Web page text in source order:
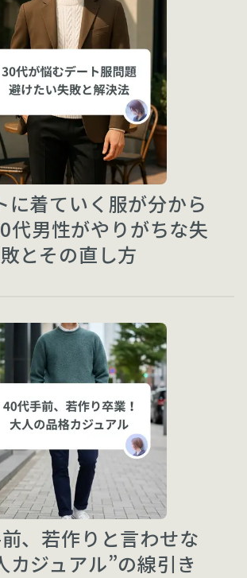
に着ていく服が分から
代男性がやりがちな失
敗とその直し方
、若作りと言わせな
カジュアル”の線引き